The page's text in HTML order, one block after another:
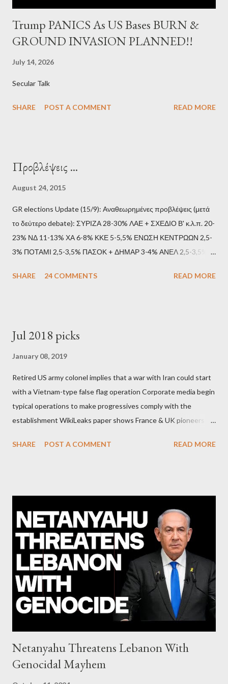
Trump PANICS As US Bases BURN &
GROUND INVASION PLANNED!!
July 14, 2026
Secular Talk
SHARE POST A COMMENT READ MORE
Προβλέψεις ...
August 24, 2015
GR elections Update (15/9): Αναθεωρημένες προβλέψεις (μετά
το δεύτερο debate): ΣΥΡΙΖΑ 28-30% ΛΑΕ + ΣΧΕΔΙΟ Β' κ.λ.π. 20-
23% ΝΔ 11-13% ΧΑ 6-8% ΚΚΕ 5-5,5% ΕΝΩΣΗ ΚΕΝΤΡΩΩΝ 2,5-
3% ΠΟΤΑΜΙ 2,5-3,5% ΠΑΣΟΚ + ΔΗΜΑΡ 3-4% ΑΝΕΛ 2,5-3,5%
debate): ΣΥΡΙΖΑ 25-28% ΛΑΕ + ΣΧΕΔΙΟ Β' κ.λ.π. 20-23% ΝΔ
ΛΑΕ + ΣΧΕΔΙΟ Β' κ.λ.π. 20-23% ΝΔ 12-15% ΧΑ 6-8% ΚΚΕ 5-
ΣΥΡΙΖΑ 23-25% ΛΑΕ + ΣΧΕΔΙΟ Β' κ.λ.π. 20-23% ΝΔ 12-15% ΧΑ
6-8% ΚΚΕ 5-5,5% ΕΝΩΣΗ ΚΕΝΤΡΩΩΝ 4-4,5% ΠΟΤΑΜΙ 4-4,5%
ΠΑΣΟΚ 3-4% ΑΝΕΛ 2,5-3,5% Update : Αναθεωρημένες
προβλέψεις: ΣΥΡΙΖΑ 26-27% ...
SHARE 24 COMMENTS READ MORE
Jul 2018 picks
January 08, 2019
Retired US army colonel implies that a war with Iran could start
with a Vietnam-type false flag operation Corporate media begin
typical operations to make progressives comply with the
establishment WikiLeaks paper shows France & UK pioneers
Commission hypocrisy to 'stand with the Greek people' IMF
diplomats Jill Stein, Jeremy Corbyn, Bernie Sanders: a
continuously rising political triplet proves that Socialism unites
generations The idiotic circus of terror leads us to the final
collapse WikiLeaks paper reveals Ecuadorian private business
elites declared war on Rafael Correa right after his election and
asked for US support Ho...
SHARE POST A COMMENT READ MORE
Netanyahu Threatens Lebanon With
Genocidal Mayhem